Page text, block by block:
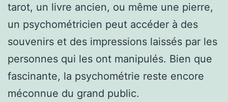
tarot, un livre ancien, ou même une pierre,
un psychométricien peut accéder à des
souvenirs et des impressions laissés par les
personnes qui les ont manipulés. Bien que
fascinante, la psychométrie reste encore
méconnue du grand public.